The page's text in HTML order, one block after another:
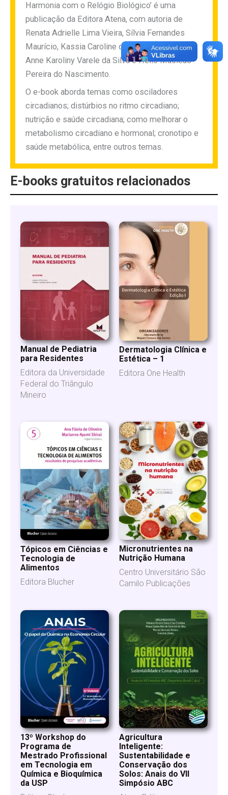
Harmonia com o Relógio Biológico’ é uma
publicação da Editora Atena, com autoria de
Renata Adrielle Lima Vieira, Sílvia Fernandes
Maurício, Kassia Caroline dos Santos Oliveira,
Anne Karoliny Varele da Silva e Hélio Matheus
Pereira do Nascimento.
O e-book aborda temas como osciladores
circadianos; distúrbios no ritmo circadiano;
nutrição e saúde circadiana; como melhorar o
metabolismo circadiano e hormonal; cronotipo e
saúde metabólica, entre outros temas.
E-books gratuitos relacionados
Manual de Pediatria
para Residentes
Editora da Universidade
Federal do Triângulo
Mineiro
Dermatologia Clínica e
Estética – 1
Editora One Health
Tópicos em Ciências e
Tecnologia de
Alimentos
Editora Blucher
Micronutrientes na
Nutrição Humana
Centro Universitário São
Camilo Publicações
13º Workshop do
Programa de
Mestrado Profissional
em Tecnologia em
Química e Bioquímica
da USP
Agricultura
Inteligente:
Sustentabilidade e
Conservação dos
Solos: Anais do VII
Simpósio ABC